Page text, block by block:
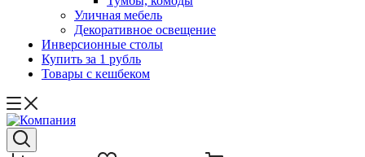
Уличная мебель
Декоративное освещение
Инверсионные столы
Купить за 1 рубль
Товары с кешбеком